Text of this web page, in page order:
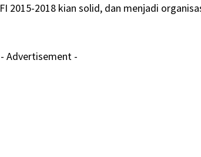
2015-2018 kian solid, dan menjadi
- Advertisement -